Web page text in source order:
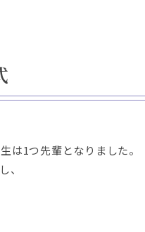
は1つ先輩となりました。
、